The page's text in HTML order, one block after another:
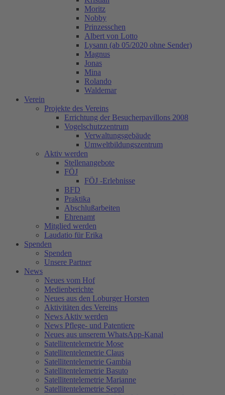
Moritz
Nobby
Prinzesschen
Albert von Lotto
Lysann (ab 05/2020 ohne Sender)
Magnus
Jonas
Mina
Rolando
Waldemar
Verein
Projekte des Vereins
Errichtung der Besucherpavillons 2008
Vogelschutzzentrum
Verwaltungsgebäude
Umweltbildungszentrum
Aktiv werden
Stellenangebote
FÖJ
FÖJ -Erlebnisse
BFD
Praktika
Abschlußarbeiten
Ehrenamt
Mitglied werden
Laudatio für Erika
Spenden
Spenden
Unsere Partner
News
Neues vom Hof
Medienberichte
Neues aus den Loburger Horsten
Aktivitäten des Vereins
News Aktiv werden
News Pflege- und Patentiere
Neues aus unserem WhatsApp-Kanal
Satellitentelemetrie Mose
Satellitentelemetrie Claus
Satellitentelemetrie Gambia
Satellitentelemetrie Basuto
Satellitentelemetrie Marianne
Satellitentelemetrie Seppl